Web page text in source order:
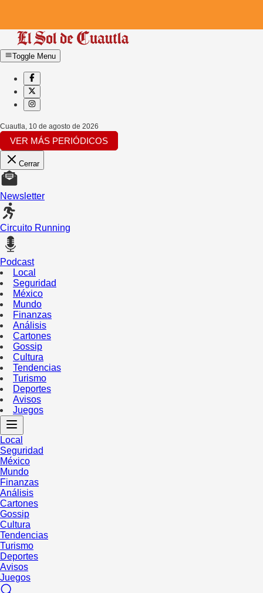
Toggle Menu
Cuautla, 10 de agosto de 2026
VER MÁS PERIÓDICOS
Cerrar
Newsletter
Circuito Running
Podcast
Local
Seguridad
México
Mundo
Finanzas
Análisis
Cartones
Gossip
Cultura
Tendencias
Turismo
Deportes
Avisos
Juegos
Local
Seguridad
México
Mundo
Finanzas
Análisis
Cartones
Gossip
Cultura
Tendencias
Turismo
Deportes
Avisos
Juegos